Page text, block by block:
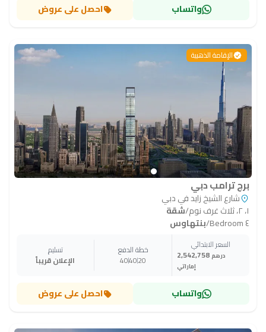
واتساب احصل على عروض
الإقامة الذهبية
برج ترامب دبي
شارع الشيخ زايد في دبي
١، ٢، ثلاث غرف نوم
/شقة
٤ Bedroom
/بنتهاوس
السعر الابتدائي
2,542,758 درهم
إماراتي
خطة الدفع
20
40
40
تسليم
الإعلان قريباً
واتساب احصل على عروض